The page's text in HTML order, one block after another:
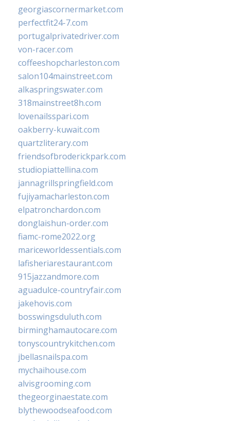
georgiascornermarket.com
perfectfit24-7.com
portugalprivatedriver.com
von-racer.com
coffeeshopcharleston.com
salon104mainstreet.com
alkaspringswater.com
318mainstreet8h.com
lovenailsspari.com
oakberry-kuwait.com
quartzliterary.com
friendsofbroderickpark.com
studiopiattellina.com
jannagrillspringfield.com
fujiyamacharleston.com
elpatronchardon.com
donglaishun-order.com
fiamc-rome2022.org
mariceworldessentials.com
lafisheriarestaurant.com
915jazzandmore.com
aguadulce-countryfair.com
jakehovis.com
bosswingsduluth.com
birminghamautocare.com
tonyscountrykitchen.com
jbellasnailspa.com
mychaihouse.com
alvisgrooming.com
thegeorginaestate.com
blythewoodseafood.com